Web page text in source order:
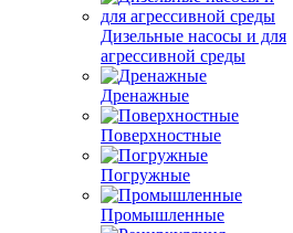
Дизельные насосы и для
агрессивной среды
Дренажные
Поверхностные
Погружные
Промышленные